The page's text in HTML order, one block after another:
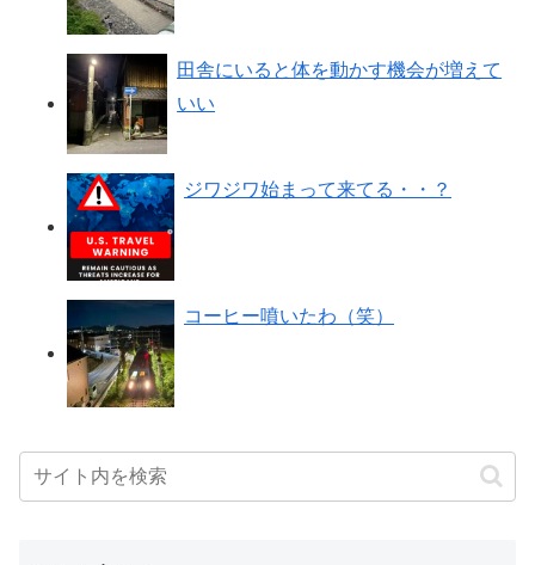
田舎にいると体を動かす機会が増えて
いい
ジワジワ始まって来てる・・？
コーヒー噴いたわ（笑）